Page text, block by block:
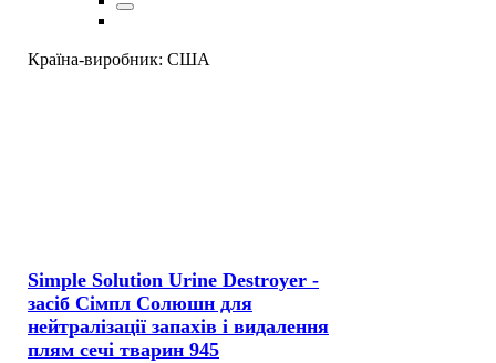
Країна-виробник: США
Simple Solution Urine Destroyer -
засіб Сімпл Солюшн для
нейтралізації запахів і видалення
плям сечі тварин 945